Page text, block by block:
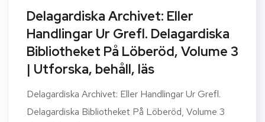
Delagardiska Archivet: Eller
Handlingar Ur Grefl. Delagardiska
Bibliotheket På Löberöd, Volume 3
| Utforska, behåll, läs
Delagardiska Archivet: Eller Handlingar Ur Grefl.
Delagardiska Bibliotheket På Löberöd, Volume 3